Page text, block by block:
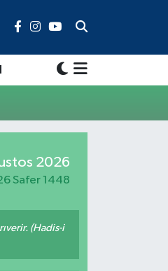
2026
Safer 1448
(Hadis-i